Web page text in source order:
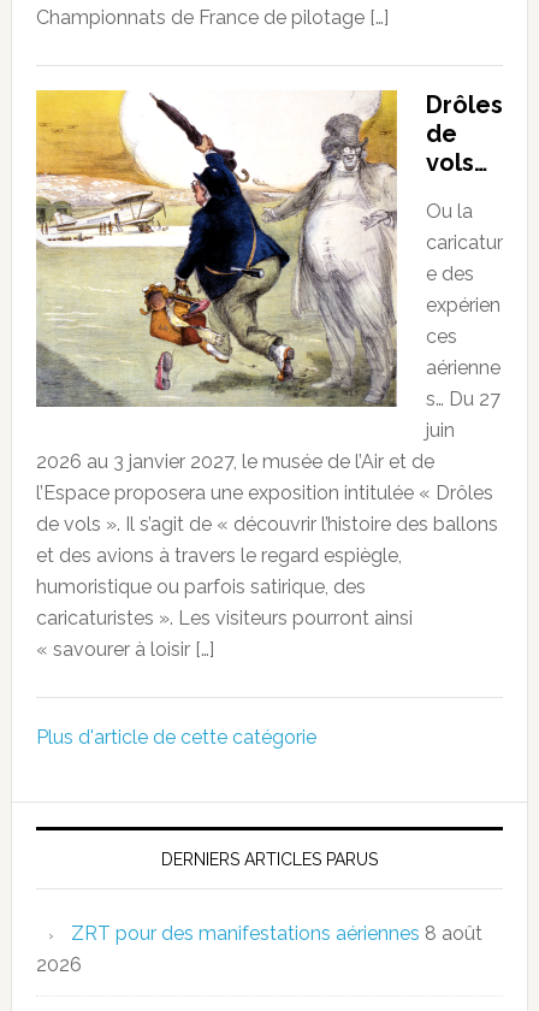
Championnats de France de pilotage […]
Drôles
de
vols…
Ou la
caricatur
e des
expérien
ces
aérienne
s… Du 27
juin
2026 au 3 janvier 2027, le musée de l’Air et de
l’Espace proposera une exposition intitulée « Drôles
de vols ». Il s’agit de « découvrir l’histoire des ballons
et des avions à travers le regard espiègle,
humoristique ou parfois satirique, des
caricaturistes ». Les visiteurs pourront ainsi
« savourer à loisir […]
Plus d'article de cette catégorie
DERNIERS ARTICLES PARUS
ZRT pour des manifestations aériennes 8 août
2026